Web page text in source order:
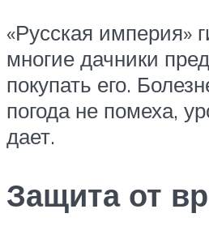
«Русская империя»
многие дачники
покупать его.
погода не помеха,
дает.
Защита от